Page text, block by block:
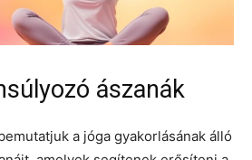
ászanák
a jóga gyakorlásának álló